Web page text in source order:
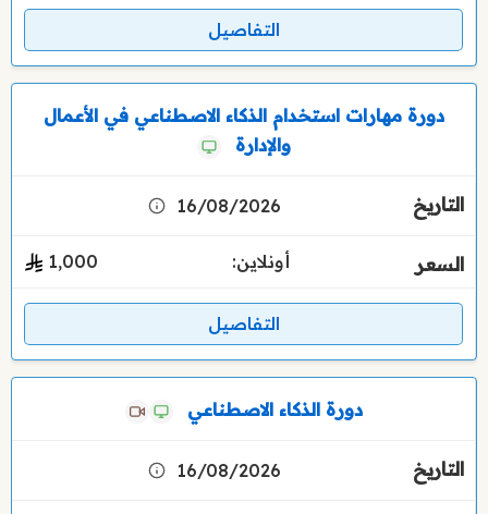
التفاصيل
دورة مهارات استخدام الذكاء الاصطناعي في الأعمال
والإدارة
16/08/2026
أونلاين: 1٬000
التفاصيل
دورة الذكاء الاصطناعي
16/08/2026